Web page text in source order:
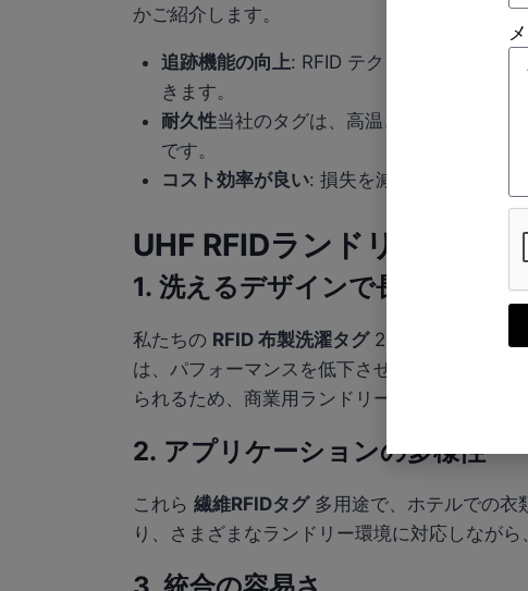
かご紹介します。
追跡機能の向上: RFID テクノロジーにより
きます。
耐久性当社のタグは、高温、複数回の洗濯
です。
コスト効率が良い: 損失を減らし、在庫管
UHF RFIDランドリータグ
1. 洗えるデザインで長持ち
私たちの RFID 布製洗濯タグ200 回以上の洗濯
は、パフォーマンスを低下させることなく過
られるため、商業用ランドリーのあらゆる環境
2. アプリケーションの多様性
これら 繊維RFIDタグ多用途で、ホテルでの衣
り、さまざまなランドリー環境に対応しなが